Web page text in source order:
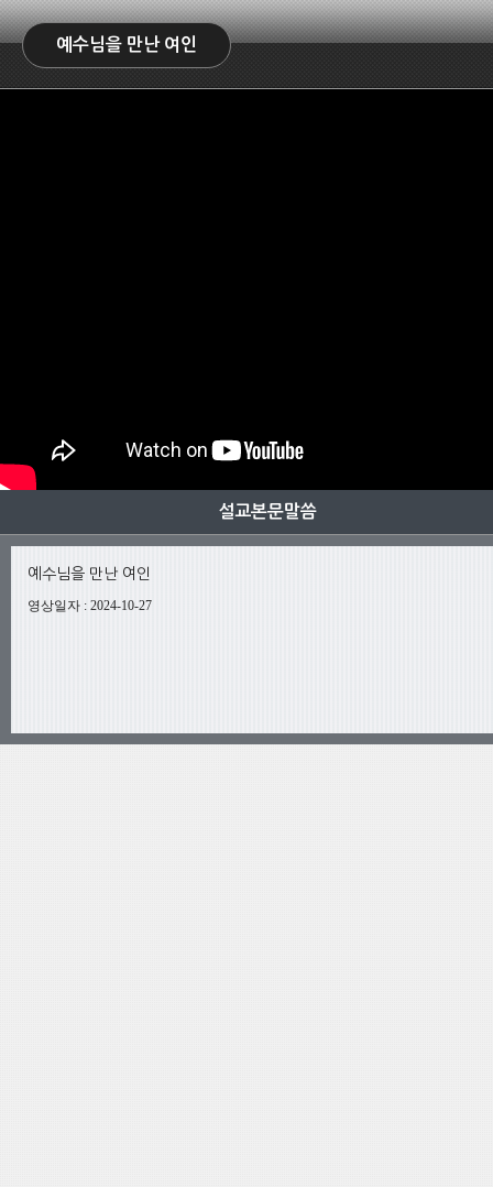
예수님을 만난 여인
설교본문말씀
예수님을 만난 여인
영상일자 : 2024-10-27